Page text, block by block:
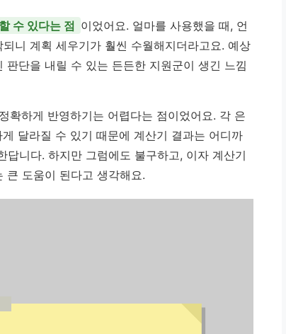
수 있다는 점 이었어요. 얼마를 사용했을 때, 언
니 계획 세우기가 훨씬 수월해지더라고요. 예상
단을 내릴 수 있는 든든한 지원군이 생긴 느낌
확하게 반영하기는 어렵다는 점이었어요. 각 은
달라질 수 있기 때문에 계산기 결과는 어디까
답니다. 하지만 그럼에도 불구하고, 이자 계산기
큰 도움이 된다고 생각해요.